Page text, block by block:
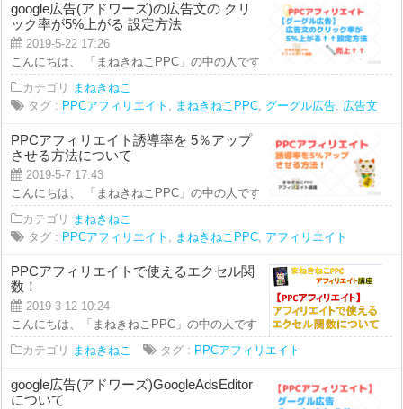
google広告(アドワーズ)の広告文の クリ
ック率が5%上がる 設定方法
2019-5-22 17:26
こんにちは、 「まねきねこPPC」の中の人です。 本日の講座では、 ＝＝
カテゴリ
まねきねこ
タグ : PPCアフィリエイト まねきねこPPC グーグル広告 広告文
PPCアフィリエイト誘導率を 5％アップ
させる方法について
2019-5-7 17:43
こんにちは、 「まねきねこPPC」の中の人です！ 本日のアフィリエイト
カテゴリ
まねきねこ
タグ : PPCアフィリエイト まねきねこPPC アフィリエイト
PPCアフィリエイトで使えるエクセル関
数！
2019-3-12 10:24
こんにちは、「まねきねこPPC」の中の人です！ 今回の動画では、 「
カテゴリ まねきねこ タグ : PPCアフィリエイト
google広告(アドワーズ)GoogleAdsEditor
について